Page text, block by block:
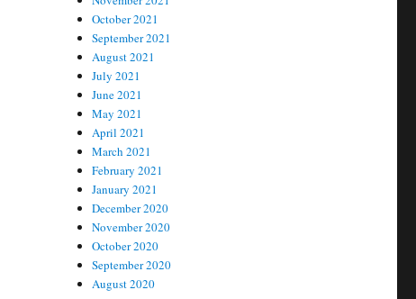
October 2021
September 2021
August 2021
July 2021
June 2021
May 2021
April 2021
March 2021
February 2021
January 2021
December 2020
November 2020
October 2020
September 2020
August 2020